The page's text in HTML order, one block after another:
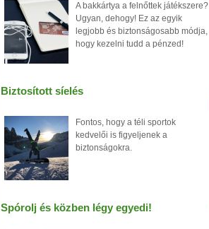
A bakkártya a felnőttek játékszere?
Ugyan, dehogy! Ez az egyik
legjobb és biztonságosabb módja,
hogy kezelni tudd a pénzed!
Biztosított síelés
Fontos, hogy a téli sportok
kedvelői is figyeljenek a
biztonságokra.
Spórolj és közben légy egyedi!